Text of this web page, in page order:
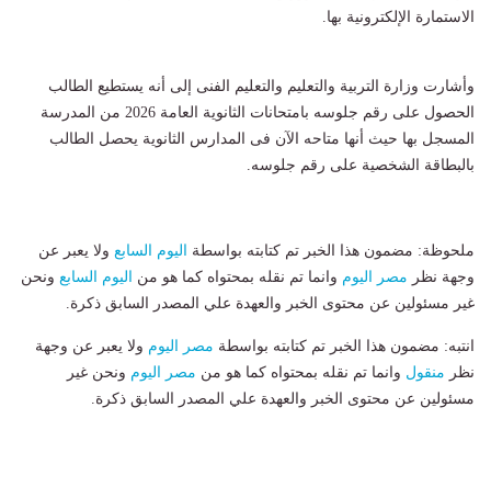
الاستمارة الإلكترونية بها.
وأشارت وزارة التربية والتعليم والتعليم الفنى إلى أنه يستطيع الطالب
الحصول على رقم جلوسه بامتحانات الثانوية العامة 2026 من المدرسة
المسجل بها حيث أنها متاحه الآن فى المدارس الثانوية يحصل الطالب
بالبطاقة الشخصية على رقم جلوسه.
ملحوظة: مضمون هذا الخبر تم كتابته بواسطة اليوم السابع ولا يعبر عن
وجهة نظر مصر اليوم وانما تم نقله بمحتواه كما هو من اليوم السابع ونحن
غير مسئولين عن محتوى الخبر والعهدة علي المصدر السابق ذكرة.
انتبه: مضمون هذا الخبر تم كتابته بواسطة مصر اليوم ولا يعبر عن وجهة
نظر منقول وانما تم نقله بمحتواه كما هو من مصر اليوم ونحن غير
مسئولين عن محتوى الخبر والعهدة علي المصدر السابق ذكرة.